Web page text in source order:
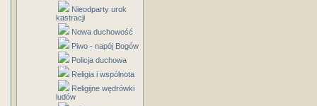
Nieodparty urok
kastracji
Nowa duchowość
Piwo - napój Bogów
Policja duchowa
Religia i wspólnota
Religijne wędrówki
ludów